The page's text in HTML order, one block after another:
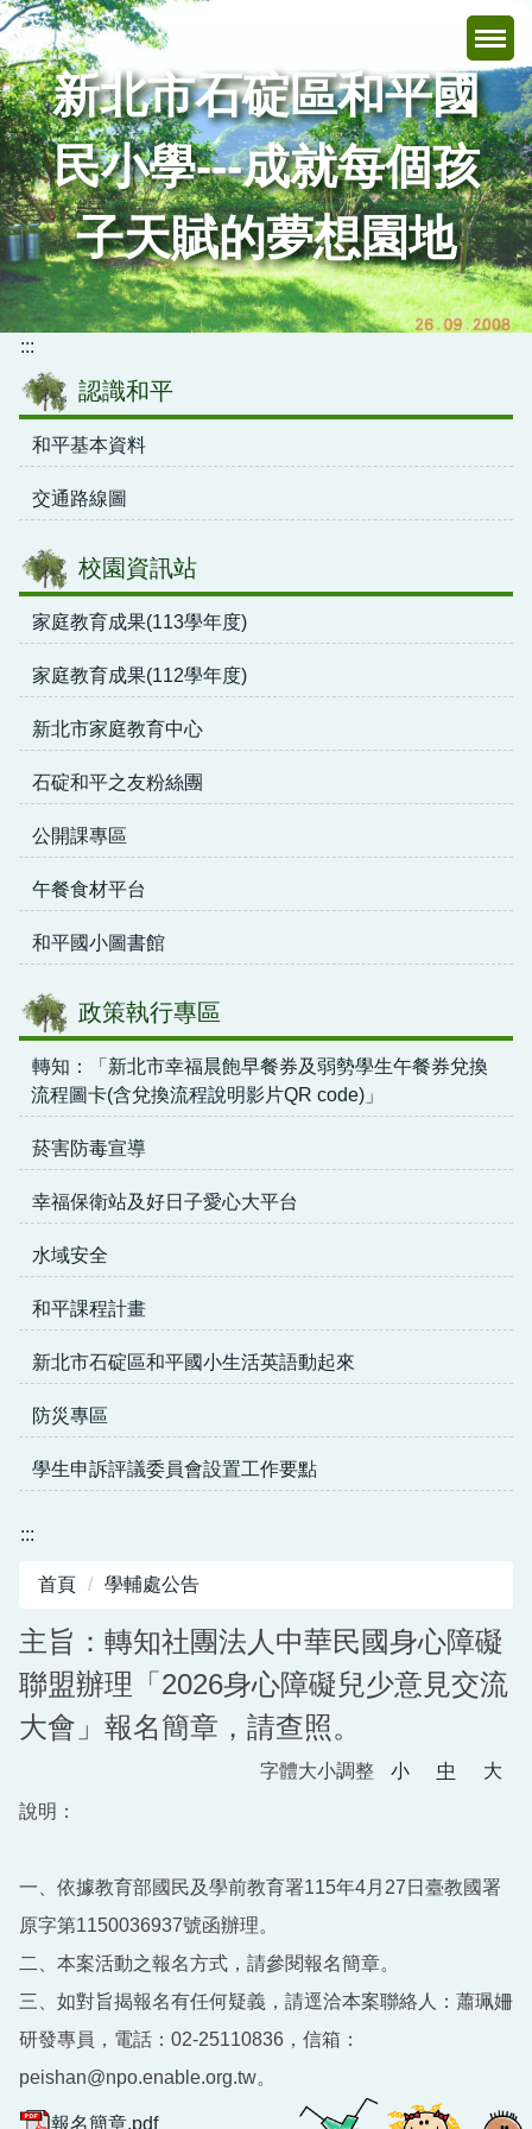
跳
主
要
內
容
區
新北市石碇區和平國
民小學---成就每個孩
子天賦的夢想園地
:::
認識和平
和平基本資料
交通路線圖
校園資訊站
家庭教育成果(113學年度)
家庭教育成果(112學年度)
新北市家庭教育中心
石碇和平之友粉絲團
公開課專區
午餐食材平台
和平國小圖書館
政策執行專區
轉知：「新北市幸福晨飽早餐券及弱勢學生午餐券兌換
流程圖卡(含兌換流程說明影片QR code)」
菸害防毒宣導
幸福保衛站及好日子愛心大平台
水域安全
和平課程計畫
新北市石碇區和平國小生活英語動起來
防災專區
學生申訴評議委員會設置工作要點
:::
首頁 學輔處公告
主旨：轉知社團法人中華民國身心障礙
聯盟辦理「2026身心障礙兒少意見交流
大會」報名簡章，請查照。
字體大小調整 小 中
大
說明：
一、依據教育部國民及學前教育署115年4月27日臺教國署
原字第1150036937號函辦理。
二、本案活動之報名方式，請參閱報名簡章。
三、如對旨揭報名有任何疑義，請逕洽本案聯絡人：蕭珮姍
研發專員，電話：02-25110836，信箱：
peishan@npo.enable.org.tw。
報名簡章.pdf